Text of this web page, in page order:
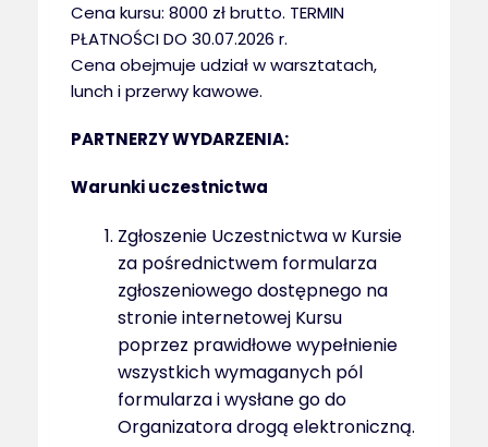
Cena kursu: 8000 zł brutto. TERMIN
PŁATNOŚCI DO 30.07.2026 r.
Cena obejmuje udział w warsztatach,
lunch i przerwy kawowe.
PARTNERZY WYDARZENIA:
Warunki uczestnictwa
Zgłoszenie Uczestnictwa w Kursie
za pośrednictwem formularza
zgłoszeniowego dostępnego na
stronie internetowej Kursu
poprzez prawidłowe wypełnienie
wszystkich wymaganych pól
formularza i wysłane go do
Organizatora drogą elektroniczną.